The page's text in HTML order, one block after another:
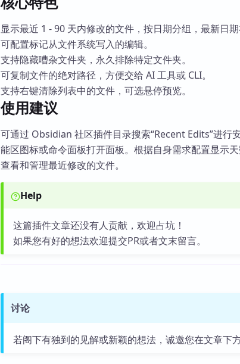
显示最近 1 - 90 天内修改的文件，按日期分组，最新日期
可配置标记从文件系统写入的编辑。
支持隐藏嘈杂文件夹，永久排除特定文件夹。
可复制文件的绝对路径，方便交给 AI 工具或 CLI。
支持右键清除列表中的文件，可选悬停预览。
使用建议
可通过 Obsidian 社区插件目录搜索“Recent Edits”进行
能区图标或命令面板打开面板。根据自身需求配置显示
查看和管理最近修改的文件。
Help
这篇插件文章还没有人贡献，欢迎占坑！
如果您有好的想法欢迎提交PR或者文末留言。
讨论
若阁下有独到的见解或新颖的想法，诚邀您在文章下